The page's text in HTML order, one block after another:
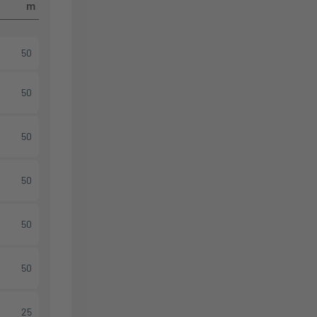
m
50
50
50
50
50
50
25